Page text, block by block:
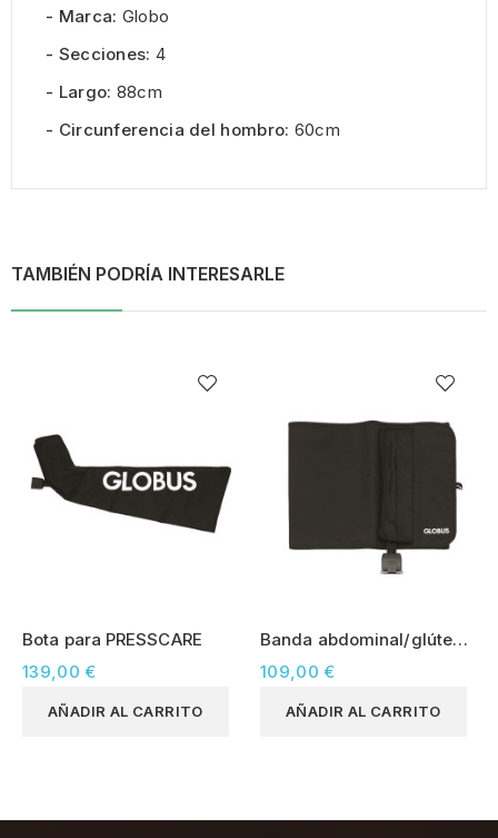
- Marca: Globo
- Secciones: 4
- Largo: 88cm
- Circunferencia del hombro: 60cm
TAMBIÉN PODRÍA INTERESARLE
Bota para PRESSCARE
139,00 €
AÑADIR AL CARRITO
Banda abdominal/glúteos
para PRESSCARE
109,00 €
AÑADIR AL CARRITO